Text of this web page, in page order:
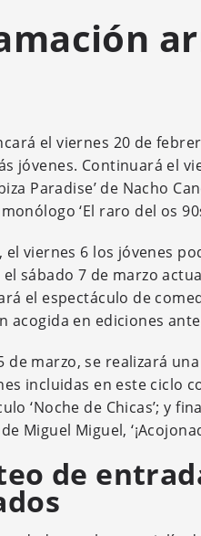
el viernes 20 de
jóvenes. Continuará el
Paradise’ de Nacho
‘El raro del os
el viernes 6 los jóvenes
sábado 7 de marzo
el espectáculo de
acogida en ediciones
de marzo, se realizará
incluidas en este ciclo
‘Noche de Chicas’; y
Miguel Miguel,
de